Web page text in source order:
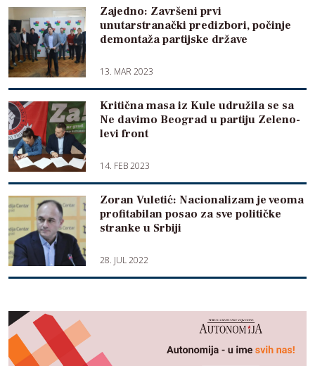
Zajedno: Završeni prvi
unutarstranački predizbori, počinje
demontaža partijske države
13. MAR 2023
Kritična masa iz Kule udružila se sa
Ne davimo Beograd u partiju Zeleno-
levi front
14. FEB 2023
Zoran Vuletić: Nacionalizam je veoma
profitabilan posao za sve političke
stranke u Srbiji
28. JUL 2022